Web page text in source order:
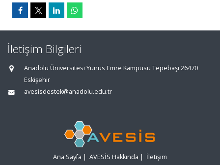
İletişim Bilgileri
Anadolu Üniversitesi Yunus Emre Kampüsü Tepebaşı 26470
Eskişehir
avesisdestek@anadolu.edu.tr
Ana Sayfa | AVESİS Hakkında | İletişim